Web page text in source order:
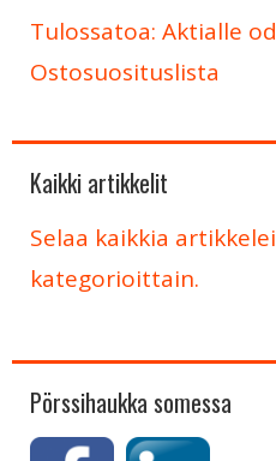
Tulossatoa: Aktialle
Ostosuosituslista
Kaikki artikkelit
Selaa kaikkia
kategorioittain.
Pörssihaukka somessa